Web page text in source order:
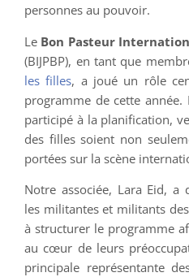
personnes au pouvoir.
Le Bon Pasteur
(BIJPBP), en tant que
les filles, a joué un rôle
programme de cette
participé à la planification,
des filles soient non
portées sur la scène
Notre associée, Lara Eid,
les militantes et militants
à structurer le programme
au cœur de leurs
principale représentante